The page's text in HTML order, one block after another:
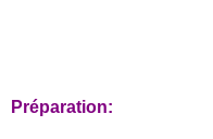
Préparation: